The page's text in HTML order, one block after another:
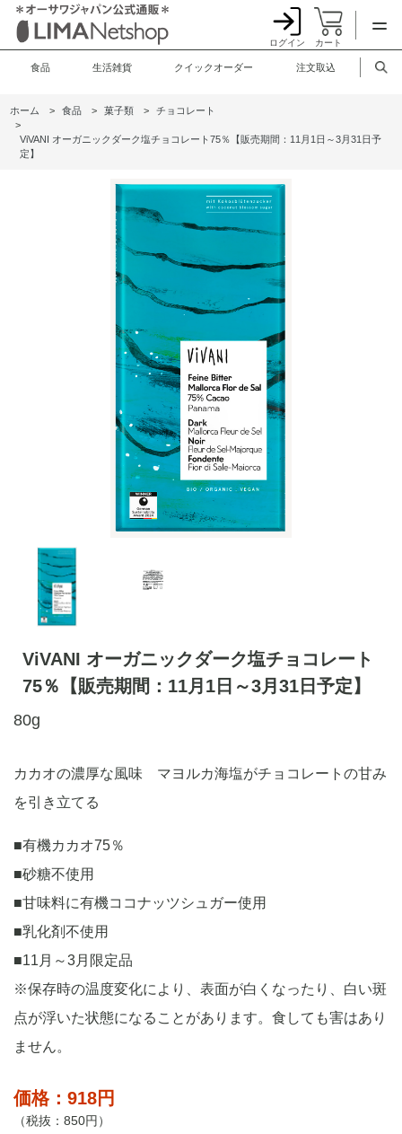
ログイン カート
食品 生活雑貨 クイックオーダー 注文取込
ホーム > 食品 > 菓子類 >
チョコレート
>
ViVANI オーガニックダーク塩チョコレート75％【販売期間：11月1日～3月31日予
定】
ViVANI オーガニックダーク塩チョコレート
75％【販売期間：11月1日～3月31日予定】
80g
カカオの濃厚な風味 マヨルカ海塩がチョコレートの甘み
を引き立てる
■有機カカオ75％
■砂糖不使用
■甘味料に有機ココナッツシュガー使用
■乳化剤不使用
■11月～3月限定品
※保存時の温度変化により、表面が白くなったり、白い斑
点が浮いた状態になることがあります。食しても害はあり
ません。
価格：918円
（税抜：850円）